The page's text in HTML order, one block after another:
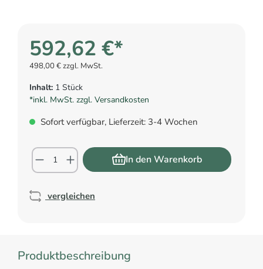
592,62 €*
498,00 € zzgl. MwSt.
Inhalt: 1 Stück
*inkl. MwSt. zzgl. Versandkosten
Sofort verfügbar, Lieferzeit: 3-4 Wochen
In den Warenkorb
vergleichen
Produktbeschreibung